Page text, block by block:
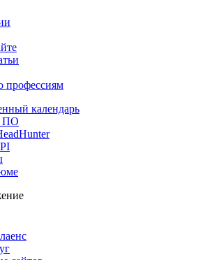
профессиям
календарь
ПО